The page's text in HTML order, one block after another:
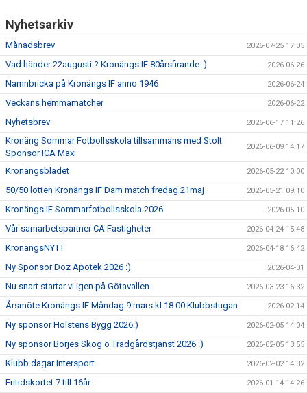
Nyhetsarkiv
Månadsbrev 2026-07-25 17:05
Vad händer 22augusti ? Kronängs IF 80årsfirande :) 2026-06-26
Namnbricka på Kronängs IF anno 1946 2026-06-24
Veckans hemmamatcher 2026-06-22
Nyhetsbrev 2026-06-17 11:26
Kronäng Sommar Fotbollsskola tillsammans med Stolt
Sponsor ICA Maxi
2026-06-09 14:17
Kronängsbladet 2026-05-22 10:00
50/50 lotten Kronängs IF Dam match fredag 21maj 2026-05-21 09:10
Kronängs IF Sommarfotbollsskola 2026 2026-05-10
Vår samarbetspartner CA Fastigheter 2026-04-24 15:48
KronängsNYTT 2026-04-18 16:42
Ny Sponsor Doz Apotek 2026 :) 2026-04-01
Nu snart startar vi igen på Götavallen 2026-03-23 16:32
Årsmöte Kronängs IF Måndag 9 mars kl 18:00 Klubbstugan 2026-02-14
Ny sponsor Holstens Bygg 2026:) 2026-02-05 14:04
Ny sponsor Börjes Skog o Trädgårdstjänst 2026 :) 2026-02-05 13:55
Klubb dagar Intersport 2026-02-02 14:32
Fritidskortet 7 till 16år 2026-01-14 14:26